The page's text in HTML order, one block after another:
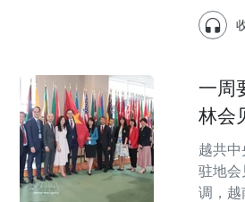
一周
林会
越共
驻地会
调，越